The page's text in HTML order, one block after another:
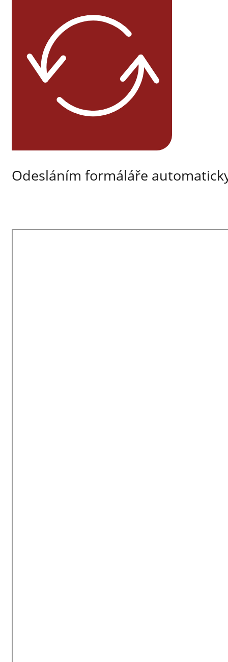
Odesláním formáláře